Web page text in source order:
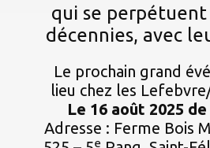
qui se perpétuent
décennies, avec
Le prochain grand
lieu chez les
Le 16 août 2025 de
Adresse : Ferme Bois
e